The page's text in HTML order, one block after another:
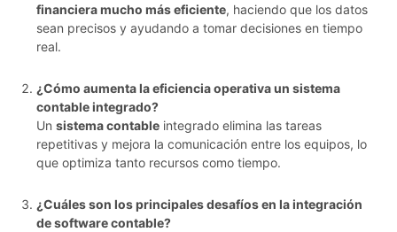
financiera mucho más eficiente, haciendo que los datos
sean precisos y ayudando a tomar decisiones en tiempo
real.
¿Cómo aumenta la eficiencia operativa un sistema
contable integrado?
Un sistema contable integrado elimina las tareas
repetitivas y mejora la comunicación entre los equipos, lo
que optimiza tanto recursos como tiempo.
¿Cuáles son los principales desafíos en la integración
de software contable?